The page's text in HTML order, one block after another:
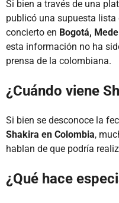
Si bien a través de una
publicó una supuesta lista
concierto en Bogotá,
esta información no ha
prensa de la colombiana.
¿Cuándo viene
Si bien se desconoce la
Shakira en Colombia,
hablan de que podría
¿Qué hace